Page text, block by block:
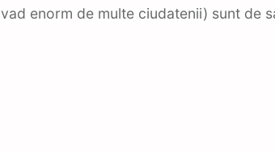
vad enorm de multe ciudatenii) sunt de